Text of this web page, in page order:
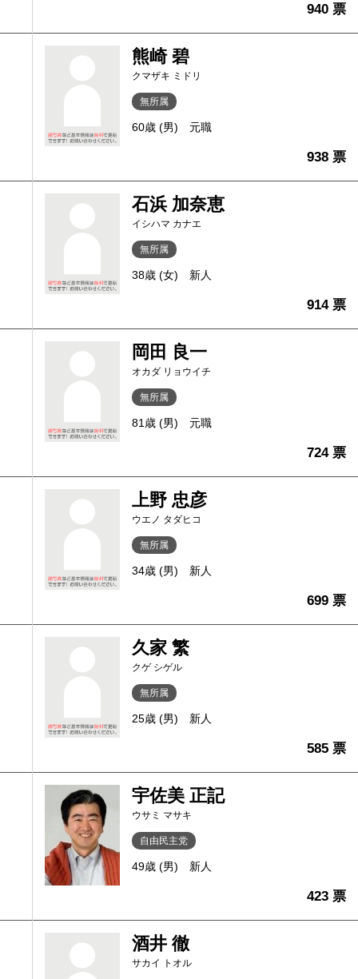
940 票
熊崎 碧
クマザキ ミドリ
無所属
60歳 (男) 元職
938 票
石浜 加奈恵
イシハマ カナエ
無所属
38歳 (女) 新人
914 票
岡田 良一
オカダ リョウイチ
無所属
81歳 (男) 元職
724 票
上野 忠彦
ウエノ タダヒコ
無所属
34歳 (男) 新人
699 票
久家 繁
クゲ シゲル
無所属
25歳 (男) 新人
585 票
宇佐美 正記
ウサミ マサキ
自由民主党
49歳 (男) 新人
423 票
酒井 徹
サカイ トオル